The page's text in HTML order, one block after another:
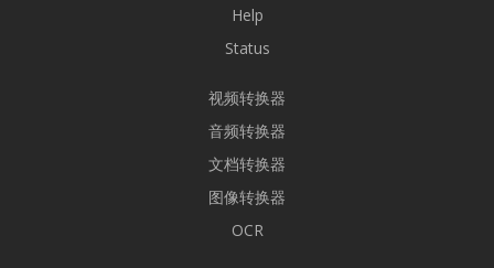
Help
Status
视频转换器
音频转换器
文档转换器
图像转换器
OCR